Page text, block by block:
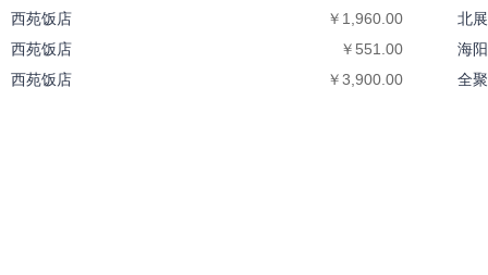
西苑饭店
￥1,960.00
西苑饭店
￥551.00
西苑饭店
￥3,900.00
北
海
全